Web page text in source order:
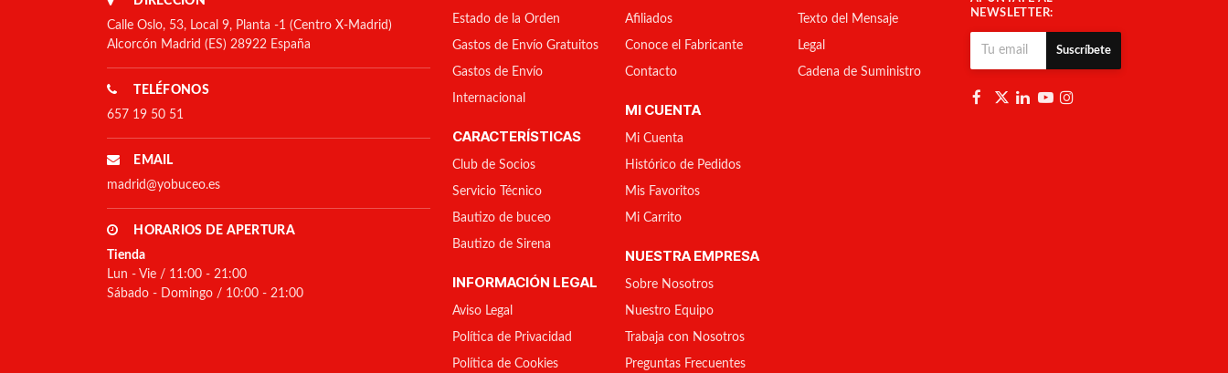
Calle Oslo, 53, Local 9, Planta -1 (Centro X-Madrid)
Alcorcón Madrid (ES) 28922 España
TELÉFONOS
657 19 50 51
EMAIL
madrid@yobuceo.es
HORARIOS DE APERTURA
Tienda
Lun - Vie / 11:00 - 21:00
Sábado - Domingo / 10:00 - 21:00
Estado de la Orden
Gastos de Envío Gratuitos
Gastos de Envío
Internacional
CARACTERÍSTICAS
Club de Socios
Servicio Técnico
Bautizo de buceo
Bautizo de Sirena
INFORMACIÓN LEGAL
Aviso Legal
Política de Privacidad
Política de Cookies
Afiliados
Conoce el Fabricante
Contacto
MI CUENTA
Mi Cuenta
Histórico de Pedidos
Mis Favoritos
Mi Carrito
NUESTRA EMPRESA
Sobre Nosotros
Nuestro Equipo
Trabaja con Nosotros
Preguntas Frecuentes
Texto del Mensaje
Legal
Cadena de Suministro
NEWSLETTER:
Suscríbete